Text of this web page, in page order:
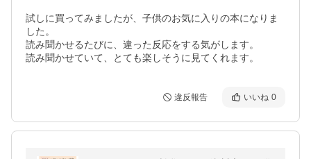
試しに買ってみましたが、子供のお気に入りの本になりま
した。
読み聞かせるたびに、違った反応をする気がします。
読み聞かせていて、とても楽しそうに見てくれます。
違反報告 いいね 0